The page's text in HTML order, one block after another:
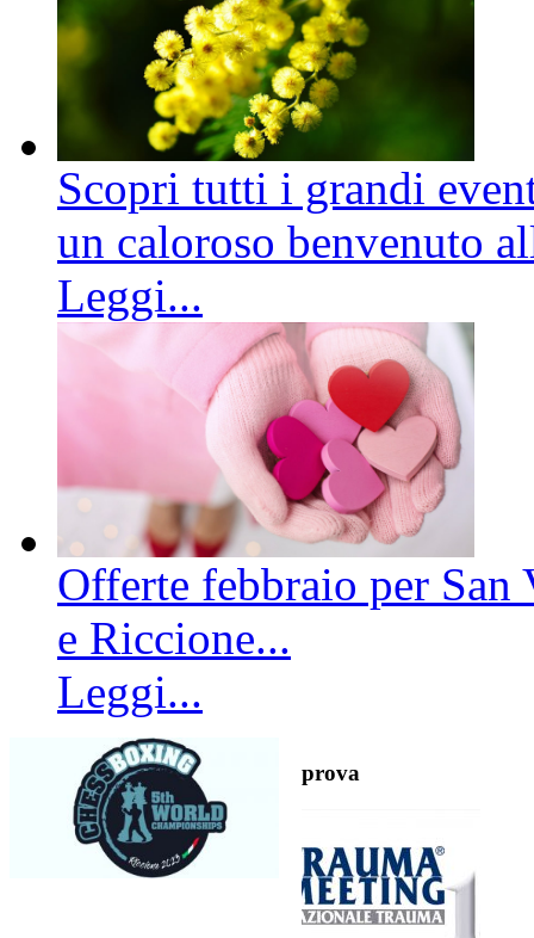
Scopri tutti i grandi
un caloroso benvenuto
Leggi...
Offerte febbraio per
e Riccione...
Leggi...
prova